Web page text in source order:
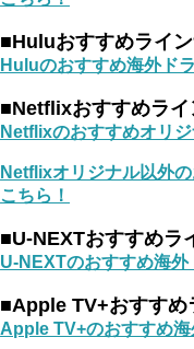
■Huluおすすめライ
Huluのおすすめ海外ド
■Netflixおすすめライ
Netflixのおすすめオリ
Netflixオリジナル以外
こちら！
■U-NEXTおすすめラ
U-NEXTのおすすめ海外
■Apple TV+おすすめ
Apple TV+のおすすめ海